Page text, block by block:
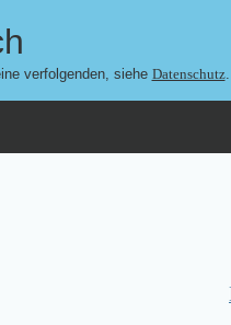
verfolgenden, siehe Datenschutz.